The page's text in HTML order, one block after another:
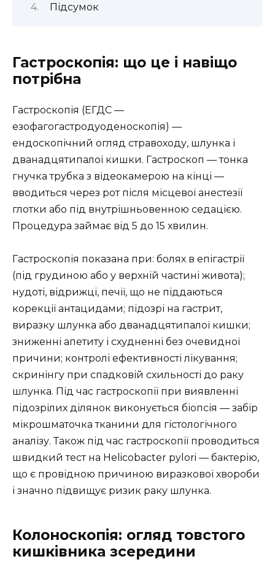
Підсумок
Гастроскопія: що це і навіщо
потрібна
Гастроскопія (ЕГДС —
езофагогастродуоденоскопія) —
ендоскопічний огляд стравоходу, шлунка і
дванадцятипалої кишки. Гастроскоп — тонка
гнучка трубка з відеокамерою на кінці —
вводиться через рот після місцевої анестезії
глотки або під внутрішньовенною седацією.
Процедура займає від 5 до 15 хвилин.
Гастроскопія показана при: болях в епігастрії
(під грудиною або у верхній частині живота);
нудоті, відрижці, печії, що не піддаються
корекції антацидами; підозрі на гастрит,
виразку шлунка або дванадцятипалої кишки;
зниженні апетиту і схудненні без очевидної
причини; контролі ефективності лікування;
скринінгу при спадковій схильності до раку
шлунка. Під час гастроскопії при виявленні
підозрілих ділянок виконується біопсія — забір
мікрошматочка тканини для гістологічного
аналізу. Також під час гастроскопії проводиться
швидкий тест на Helicobacter pylori — бактерію,
що є провідною причиною виразкової хвороби
і значно підвищує ризик раку шлунка.
Колоноскопія: огляд товстого
кишківника зсередини